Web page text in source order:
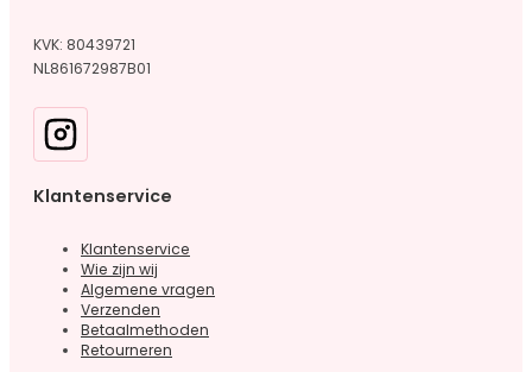
KVK: 80439721
NL861672987B01
Klantenservice
Klantenservice
Wie zijn wij
Algemene vragen
Verzenden
Betaalmethoden
Retourneren